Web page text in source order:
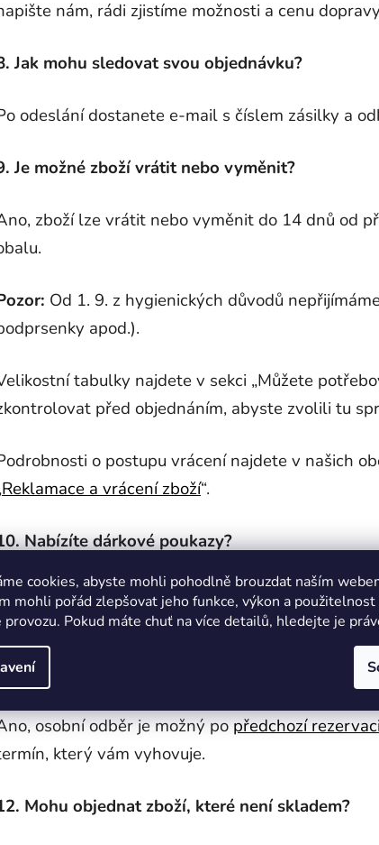
cookies, abyste mohli pohodlně brouzdat naším
mohli pořád zlepšovat jeho funkce, výkon a
provozu. Pokud máte chuť na více detailů, hledejte je
nám, rádi zjistíme možnosti a cenu
Jak mohu sledovat svou objednávku?
odeslání dostanete e-mail s číslem zásilky a
Je možné zboží vrátit nebo vyměnit?
zboží lze vrátit nebo vyměnit do 14 dnů od
Od 1. 9. z hygienických důvodů
apod.).
tabulky najdete v sekci „Můžete
před objednáním, abyste zvolili tu
o postupu vrácení najdete v našich
Reklamace a vrácení zboží“.
Nabízíte dárkové poukazy?
dárkové poukazyv různých hodnotách
částku, napište nám – upravíme jej na míru.
Je možný osobní odběr?
osobní odběr je možný popředchozí
který vám vyhovuje.
Mohu objednat zboží, které není skladem?